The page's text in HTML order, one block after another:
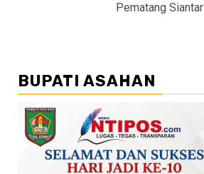
Pematang Siantar
BUPATI ASAHAN